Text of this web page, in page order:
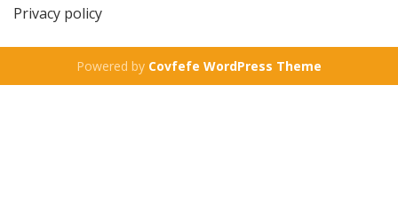
Privacy policy
Powered by Covfefe WordPress Theme